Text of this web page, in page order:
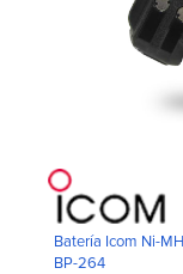
Batería Icom Ni-
BP-264